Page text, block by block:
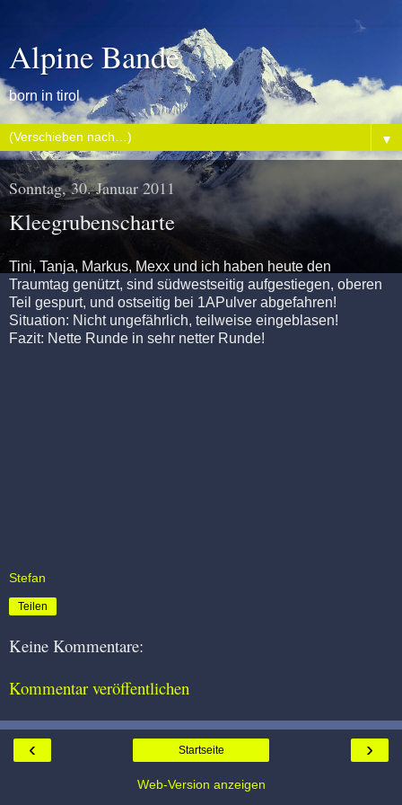
Alpine Bande
born in tirol
▼
Sonntag, 30. Januar 2011
Kleegrubenscharte
Tini, Tanja, Markus, Mexx und ich haben heute den
Traumtag genützt, sind südwestseitig aufgestiegen, oberen
Teil gespurt, und ostseitig bei 1APulver abgefahren!
Situation: Nicht ungefährlich, teilweise eingeblasen!
Fazit: Nette Runde in sehr netter Runde!
Stefan
Teilen
Keine Kommentare:
Kommentar veröffentlichen
‹ ›
Startseite
Web-Version anzeigen